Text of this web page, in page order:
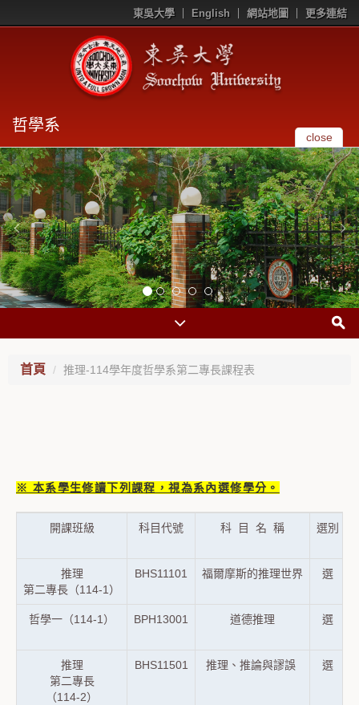
東吳大學 English 網站地圖 更多連結
哲學系
close
首頁 推理-114學年度哲學系第二專長課程表
※ 本系學生修讀下列課程，視為系內選修學分。
開課班級 科目代號 科 目 名 稱 選別
推理
第二專長（114-1）
BHS11101 福爾摩斯的推理世界 選
哲學一（114-1） BPH13001 道德推理 選
推理
第二專長
（114-2）
BHS11501 推理、推論與謬誤 選